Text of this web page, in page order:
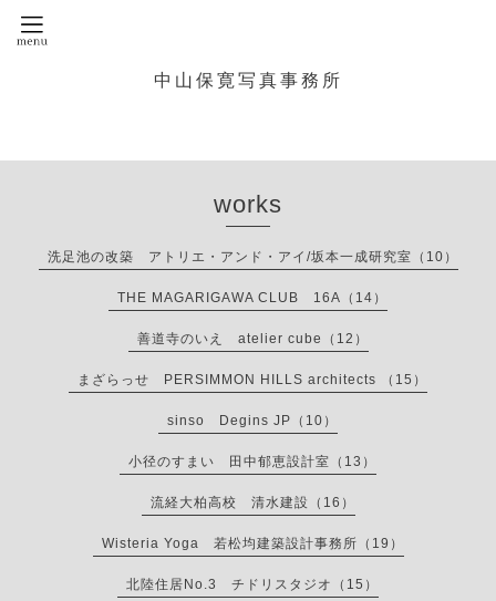
中山保寛写真事務所
works
洗足池の改築 アトリエ・アンド・アイ/坂本一成研究室（10）
THE MAGARIGAWA CLUB 16A（14）
善道寺のいえ atelier cube（12）
まざらっせ PERSIMMON HILLS architects （15）
sinso Degins JP（10）
小径のすまい 田中郁恵設計室（13）
流経大柏高校 清水建設（16）
Wisteria Yoga 若松均建築設計事務所（19）
北陸住居No.3 チドリスタジオ（15）